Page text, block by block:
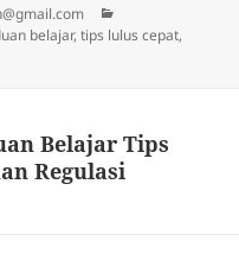
belajar, tips lulus cepat,
Belajar Tips
Regulasi